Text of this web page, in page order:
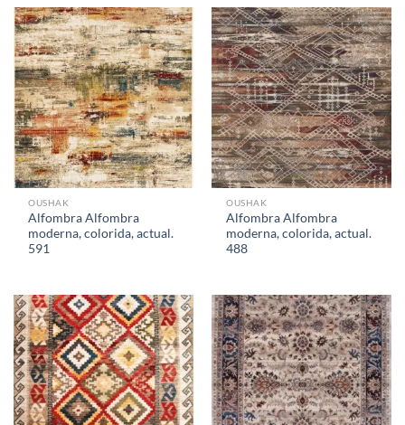
OUSHAK
Alfombra Alfombra
moderna, colorida, actual.
591
OUSHAK
Alfombra Alfombra
moderna, colorida, actual.
488